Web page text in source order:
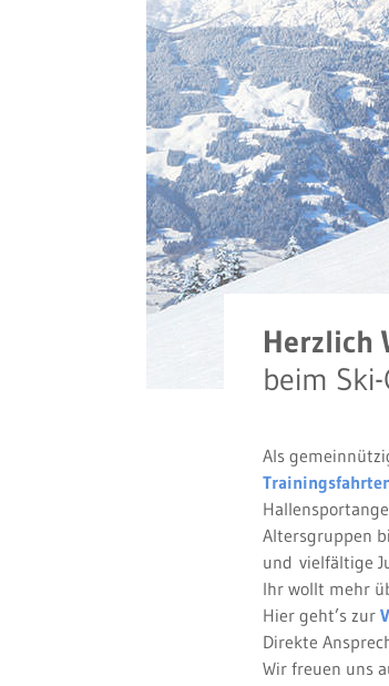
Herzlich
beim
Als
Altersgruppen
und vielfältige
Ihr wollt mehr
Hier geht’s zur
Direkte
Wir freuen uns